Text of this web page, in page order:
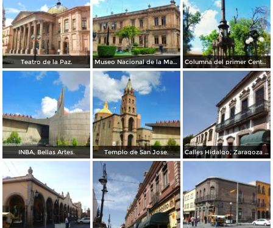
Teatro de la Paz. Museo Nacional de la Mascara. Columna del primer Centenario de Mexico.
INBA, Bellas Artes. Templo de San Jose. Calles Hidalgo, Zaragoza y calzada de Guadalupe.